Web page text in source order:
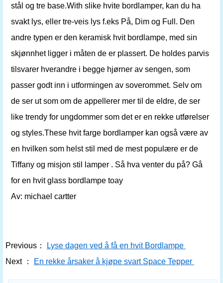
stål og tre base.With slike hvite bordlamper, kan du ha
svakt lys, eller tre-veis lys f.eks På, Dim og Full. Den
andre typen er den keramisk hvit bordlampe, med sin
skjønnhet ligger i måten de er plassert. De holdes parvis
tilsvarer hverandre i begge hjørner av sengen, som
passer godt inn i utformingen av soverommet. Selv om
de ser ut som om de appellerer mer til de eldre, de ser
like trendy for ungdommer som det er en rekke utførelser
og styles.These hvit farge bordlamper kan også være av
en hvilken som helst stil med de mest populære er de
Tiffany og misjon stil lamper . Så hva venter du på? Gå
for en hvit glass bordlampe toay
Av: michael cartter
Previous：
Lyse dagen ved å få en hvit Bordlampe
Next ：
En rekke årsaker å kjøpe svart Space Tepper